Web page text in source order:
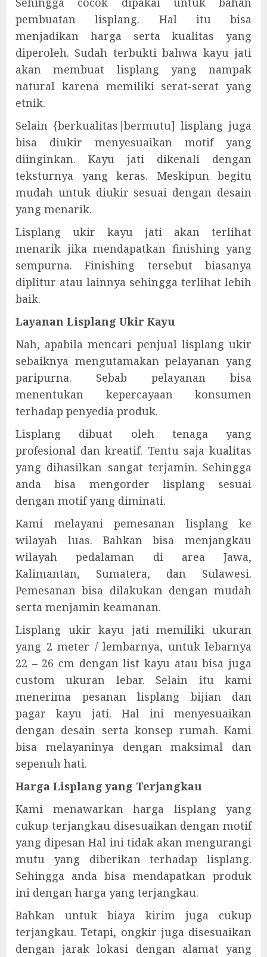
pembuatan lisplang. Hal itu bisa
menjadikan harga serta kualitas yang
diperoleh. Sudah terbukti bahwa kayu jati
akan membuat lisplang yang nampak
natural karena memiliki serat-serat yang
etnik.
Selain {berkualitas|bermutu] lisplang juga
bisa diukir menyesuaikan motif yang
diinginkan. Kayu jati dikenali dengan
teksturnya yang keras. Meskipun begitu
mudah untuk diukir sesuai dengan desain
yang menarik.
Lisplang ukir kayu jati akan terlihat
menarik jika mendapatkan finishing yang
sempurna. Finishing tersebut biasanya
diplitur atau lainnya sehingga terlihat lebih
baik.
Layanan Lisplang Ukir Kayu
Nah, apabila mencari penjual lisplang ukir
sebaiknya mengutamakan pelayanan yang
paripurna. Sebab pelayanan bisa
menentukan kepercayaan konsumen
terhadap penyedia produk.
Lisplang dibuat oleh tenaga yang
profesional dan kreatif. Tentu saja kualitas
yang dihasilkan sangat terjamin. Sehingga
anda bisa mengorder lisplang sesuai
dengan motif yang diminati.
Kami melayani pemesanan lisplang ke
wilayah luas. Bahkan bisa menjangkau
wilayah pedalaman di area Jawa,
Kalimantan, Sumatera, dan Sulawesi.
Pemesanan bisa dilakukan dengan mudah
serta menjamin keamanan.
Lisplang ukir kayu jati memiliki ukuran
yang 2 meter / lembarnya, untuk lebarnya
22 – 26 cm dengan list kayu atau bisa juga
custom ukuran lebar. Selain itu kami
menerima pesanan lisplang bijian dan
pagar kayu jati. Hal ini menyesuaikan
dengan desain serta konsep rumah. Kami
bisa melayaninya dengan maksimal dan
sepenuh hati.
Harga Lisplang yang Terjangkau
Kami menawarkan harga lisplang yang
cukup terjangkau disesuaikan dengan motif
yang dipesan Hal ini tidak akan mengurangi
mutu yang diberikan terhadap lisplang.
Sehingga anda bisa mendapatkan produk
ini dengan harga yang terjangkau.
Bahkan untuk biaya kirim juga cukup
terjangkau. Tetapi, ongkir juga disesuaikan
dengan jarak lokasi dengan alamat yang